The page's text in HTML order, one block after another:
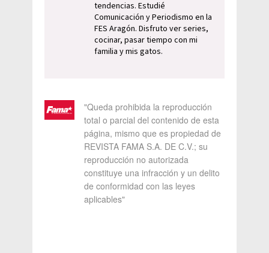
tendencias. Estudié
Comunicación y Periodismo en la
FES Aragón. Disfruto ver series,
cocinar, pasar tiempo con mi
familia y mis gatos.
"Queda prohibida la reproducción
total o parcial del contenido de esta
página, mismo que es propiedad de
REVISTA FAMA S.A. DE C.V.; su
reproducción no autorizada
constituye una infracción y un delito
de conformidad con las leyes
aplicables"